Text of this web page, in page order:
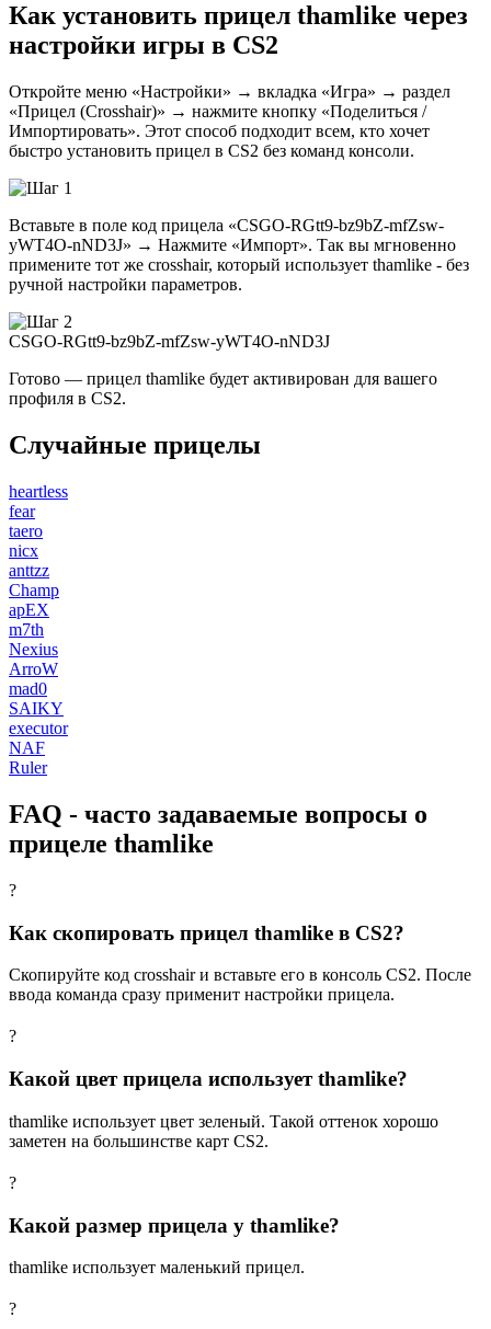
Как установить прицел thamlike через
настройки игры в CS2
Откройте меню «Настройки» → вкладка «Игра» → раздел
«Прицел (Crosshair)» → нажмите кнопку «Поделиться /
Импортировать». Этот способ подходит всем, кто хочет
быстро установить прицел в CS2 без команд консоли.
Вставьте в поле код прицела «CSGO-RGtt9-bz9bZ-mfZsw-
yWT4O-nND3J» → Нажмите «Импорт». Так вы мгновенно
примените тот же crosshair, который использует thamlike - без
ручной настройки параметров.
CSGO-RGtt9-bz9bZ-mfZsw-yWT4O-nND3J
Готово — прицел thamlike будет активирован для вашего
профиля в CS2.
Случайные прицелы
heartless
fear
taero
nicx
anttzz
Champ
apEX
m7th
Nexius
ArroW
mad0
SAIKY
executor
NAF
Ruler
FAQ - часто задаваемые вопросы о
прицеле thamlike
?
Как скопировать прицел thamlike в CS2?
Скопируйте код crosshair и вставьте его в консоль CS2. После
ввода команда сразу применит настройки прицела.
?
Какой цвет прицела использует thamlike?
thamlike использует цвет зеленый. Такой оттенок хорошо
заметен на большинстве карт CS2.
?
Какой размер прицела у thamlike?
thamlike использует маленький прицел.
?